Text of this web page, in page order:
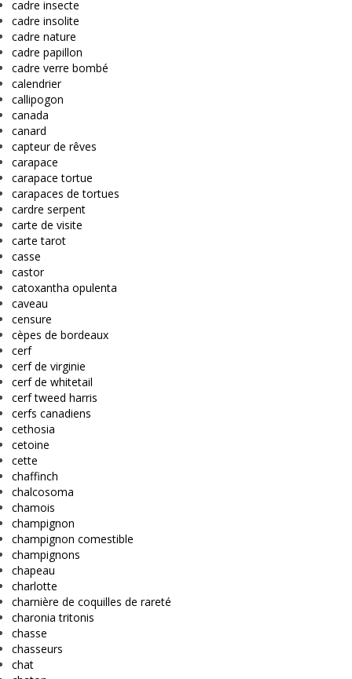
cadre insecte
cadre insolite
cadre nature
cadre papillon
cadre verre bombé
calendrier
callipogon
canada
canard
capteur de rêves
carapace
carapace tortue
carapaces de tortues
cardre serpent
carte de visite
carte tarot
casse
castor
catoxantha opulenta
caveau
censure
cèpes de bordeaux
cerf
cerf de virginie
cerf de whitetail
cerf tweed harris
cerfs canadiens
cethosia
cetoine
cette
chaffinch
chalcosoma
chamois
champignon
champignon comestible
champignons
chapeau
charlotte
charnière de coquilles de rareté
charonia tritonis
chasse
chasseurs
chat